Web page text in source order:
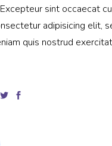
sint occaecat
adipisicing elit,
quis nostrud